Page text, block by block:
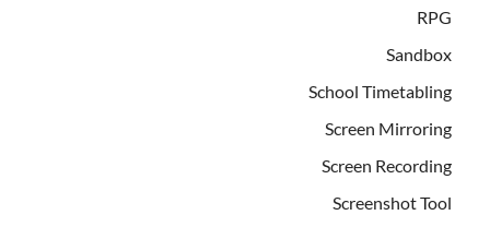
RPG
Sandbox
School Timetabling
Screen Mirroring
Screen Recording
Screenshot Tool